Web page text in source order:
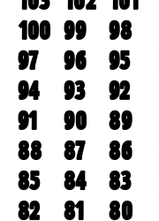
100 99
98
97
96
95
94
93
92
91
90
89
88
87
86
85
84
83
82
81
80